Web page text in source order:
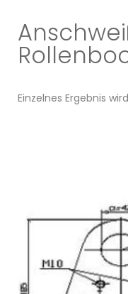
Einzelnes Ergebnis